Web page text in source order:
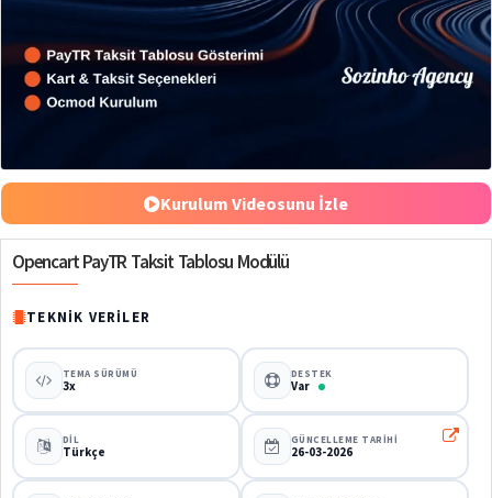
%50
Kurulum Videosunu İzle
Opencart PayTR Taksit Tablosu Modülü
TEKNIK VERILER
TEMA SÜRÜMÜ
3x
DESTEK
Var
DIL
Türkçe
GÜNCELLEME TARIHI
26-03-2026